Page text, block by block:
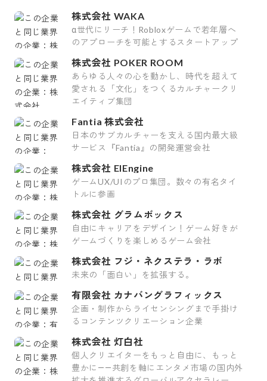
株式会社 WAKA
α世代にリーチ！Robloxゲームで若年層へ
のアプローチを可能とするスタートアップ
株式会社 POKER ROOM
あらゆる人々の心を動かし、時代を超えて
愛される「文化」をつくるカルチャークリ
エイティブ集団
Fantia 株式会社
日本のサブカルチャーを支える国内最大級
サービス『Fantia』の開発運営会社
株式会社 ElEngine
ゲームUX/UIのプロ集団。数々の有名タイ
トルに参画
株式会社 グラムボックス
自由にキャリアをデザイン！ゲーム好きが
ゲームづくりを楽しめるゲーム会社
株式会社 フジ・ネクステラ・ラボ
未来の「面白い」を拡張する。
有限会社 カナバングラフィックス
企画・制作からライセンシングまで手掛け
るコンテンツクリエーション企業
株式会社 灯白社
個人クリエイターをもっと自由に、もっと
豊かに――共創を軸にエンタメ市場の国内外